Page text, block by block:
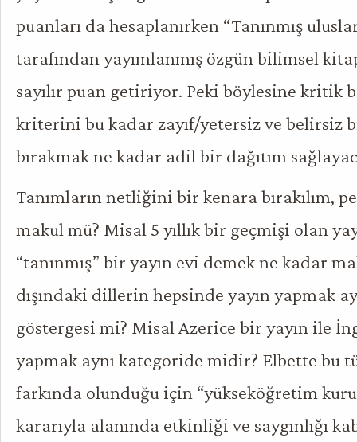
puanları da hesaplanırken “Tanınmış
tarafından yayımlanmış özgün bilimsel
sayılır puan getiriyor. Peki böylesine kritik
kriterini bu kadar zayıf/yetersiz ve belirsiz
bırakmak ne kadar adil bir dağıtım
Tanımların netliğini bir kenara bırakılım,
makul mü? Misal 5 yıllık bir geçmişi olan
“tanınmış” bir yayın evi demek ne kadar
dışındaki dillerin hepsinde yayın yapmak
göstergesi mi? Misal Azerice bir yayın ile
yapmak aynı kategoride midir? Elbette bu
farkında olunduğu için “yükseköğretim
kararıyla alanında etkinliği ve saygınlığı